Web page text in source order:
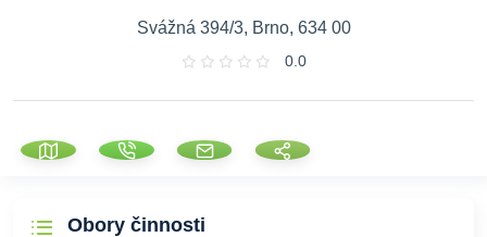
Svážná 394/3, Brno, 634 00
0.0
Obory činnosti